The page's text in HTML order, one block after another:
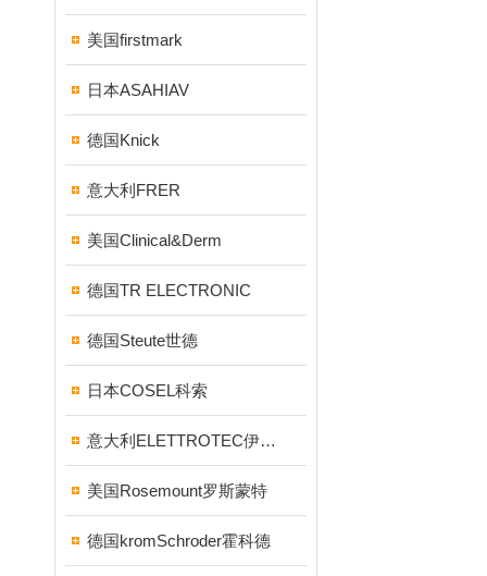
美国firstmark
日本ASAHIAV
德国Knick
意大利FRER
美国Clinical&Derm
德国TR ELECTRONIC
德国Steute世德
日本COSEL科索
意大利ELETTROTEC伊莱科
美国Rosemount罗斯蒙特
德国kromSchroder霍科德